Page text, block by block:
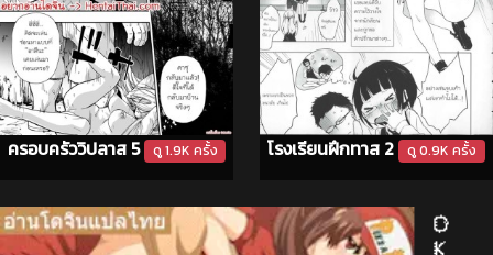
ครอบครัววิปลาส 5 ดู 1.9K ครั้ง โรงเรียนฝึกทาส 2 ดู 0.9K ครั้ง